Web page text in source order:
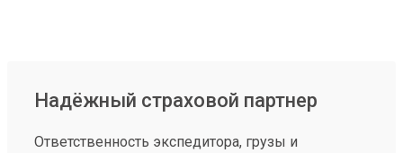
Надёжный страховой партнер
Ответственность экспедитора, грузы и